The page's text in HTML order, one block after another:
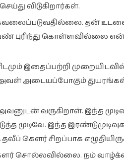
விடுகிறார்கள்.
தன்
புரிந்து கொள்ளவில்லை
இதைப்பற்றி
அடையப்போகும் துயரங்கள்
வருகிறாள். இந்த
முடிவே. இந்த
கௌர் சிறப்பாக
சொல்லவில்லை. நம்